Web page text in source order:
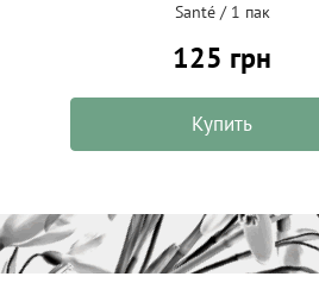
Santé / 1 пак
125 грн
Купить